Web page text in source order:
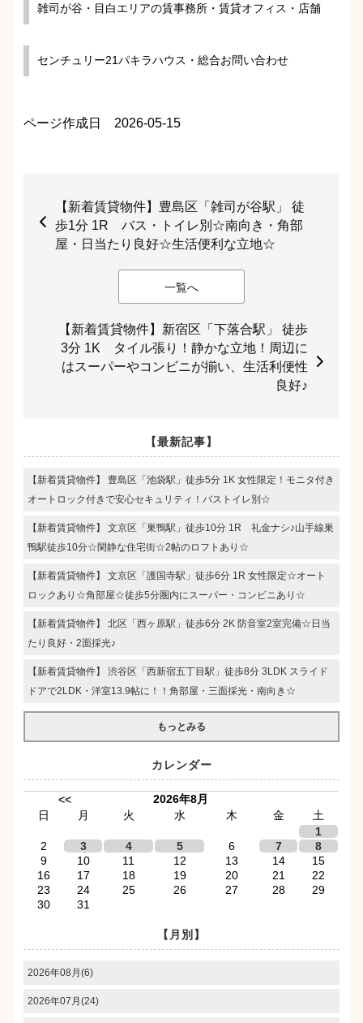
雑司が谷・目白エリアの賃事務所・賃貸オフィス・店舗
センチュリー21パキラハウス・総合お問い合わせ
ページ作成日 2026-05-15
【新着賃貸物件】豊島区「雑司が谷駅」 徒
歩1分 1R バス・トイレ別☆南向き・角部
屋・日当たり良好☆生活便利な立地☆
一覧へ
【新着賃貸物件】新宿区「下落合駅」 徒歩
3分 1K タイル張り！静かな立地！周辺に
はスーパーやコンビニが揃い、生活利便性
良好♪
【最新記事】
【新着賃貸物件】 豊島区「池袋駅」徒歩5分 1K 女性限定！モニタ付き
オートロック付きで安心セキュリティ！バストイレ別☆
【新着賃貸物件】 文京区「巣鴨駅」徒歩10分 1R 礼金ナシ♪山手線巣
鴨駅徒歩10分☆閑静な住宅街☆2帖のロフトあり☆
【新着賃貸物件】 文京区「護国寺駅」徒歩6分 1R 女性限定☆オート
ロックあり☆角部屋☆徒歩5分圏内にスーパー・コンビニあり☆
【新着賃貸物件】 北区「西ヶ原駅」徒歩6分 2K 防音室2室完備☆日当
たり良好・2面採光♪
【新着賃貸物件】 渋谷区「西新宿五丁目駅」徒歩8分 3LDK スライド
ドアで2LDK・洋室13.9帖に！！角部屋・三面採光・南向き☆
もっとみる
カレンダー
<<
2026年8月
日
月 火 水 木 金
土
1
2
3 4 5 6 7
8
9
10 11 12 13 14
15
16
17 18 19 20 21
22
23
24 25 26 27 28
29
30
31
【月別】
2026年08月(6)
2026年07月(24)